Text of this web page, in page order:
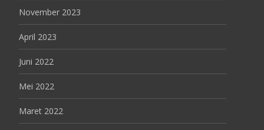
November 2023
April 2023
Juni 2022
Mei 2022
Maret 2022